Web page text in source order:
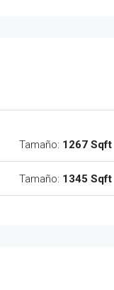
Tamaño: 1267 Sqft
Tamaño: 1345 Sqft